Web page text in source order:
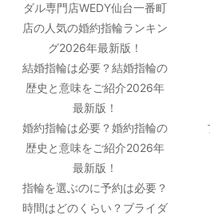
ダル専門店WEDY仙台一番町
店の人気の婚約指輪ランキン
グ2026年最新版！
結婚指輪は必要？結婚指輪の
歴史と意味をご紹介2026年
最新版！
婚約指輪は必要？婚約指輪の
歴史と意味をご紹介2026年
最新版！
指輪を選ぶのに予約は必要？
時間はどのくらい？ブライダ